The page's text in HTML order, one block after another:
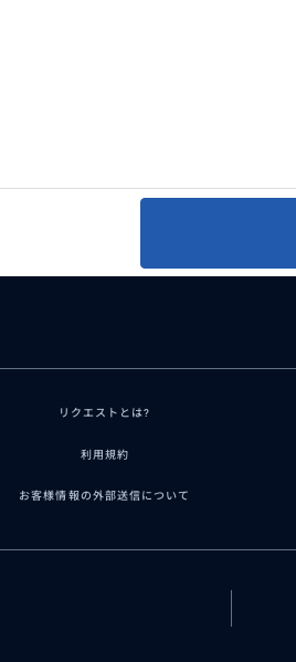
リクエストとは?
利用規約
お客様情報の外部送信について